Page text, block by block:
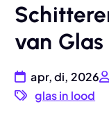
van
apr, di, 2026
glas in lood